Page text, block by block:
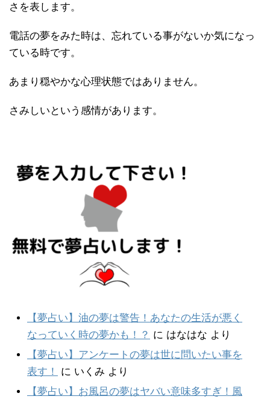
さを表します。
電話の夢をみた時は、忘れている事がないか気になっ
ている時です。
あまり穏やかな心理状態ではありません。
さみしいという感情があります。
【夢占い】油の夢は警告！あなたの生活が悪く
なっていく時の夢かも！？ に はなはな より
【夢占い】アンケートの夢は世に問いたい事を
表す！
に いくみ より
【夢占い】お風呂の夢はヤバい意味多すぎ！風